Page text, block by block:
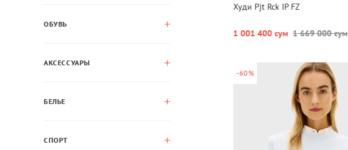
ОБУВЬ
АКСЕССУАРЫ
БЕЛЬЕ
СПОРТ
Худи Pjt Rck IP FZ
1 001 400 сум 1 669 000 сум
-60%